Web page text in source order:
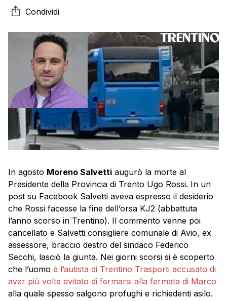
Secondo Vanessa Cattoi (Lega) e Roberto Fiore (FN)
se Moreno Salvetti venisse licenziato si aumenterebbe
Condividi
In agosto Moreno Salvetti augurò la morte al
Presidente della Provincia di Trento Ugo Rossi. In un
post su Facebook Salvetti aveva espresso il desiderio
che Rossi facesse la fine dell’orsa KJ2 (abbattuta
l’anno scorso in Trentino). Il commento venne poi
cancellato e Salvetti consigliere comunale di Avio, ex
assessore, braccio destro del sindaco Federico
Secchi, lasciò la giunta. Nei giorni scorsi si è scoperto
che l’uomo è l’autista di Trentino Trasporti accusato di
aver più volte evitato di fermarsi alla fermata di Marco
alla quale spesso salgono profughi e richiedenti asilo.